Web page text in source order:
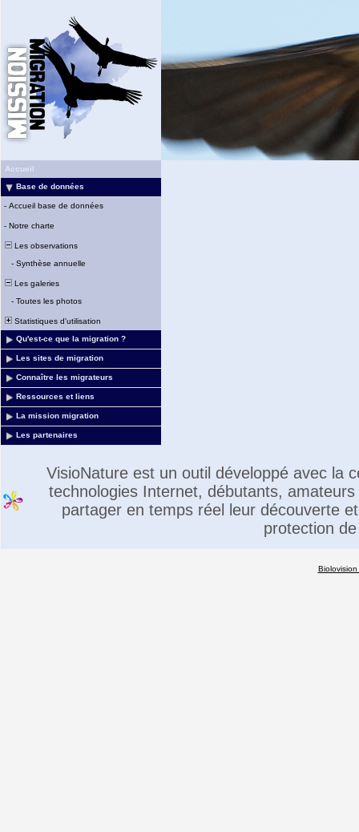
Accueil
Base de données
- Accueil base de données
- Notre charte
Les observations
- Synthèse annuelle
Les galeries
- Toutes les photos
Statistiques d'utilisation
Qu'est-ce que la migration ?
Les sites de migration
Connaître les migrateurs
Ressources et liens
La mission migration
Les partenaires
VisioNature est un outil développé avec la
technologies Internet, débutants,
partager en temps réel leur découverte
protection
Biolovision